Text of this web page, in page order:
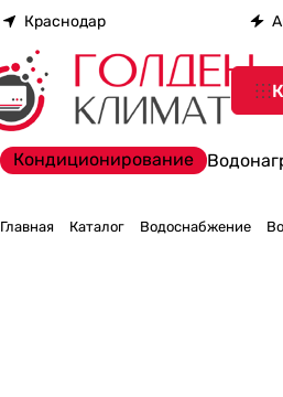
Краснодар
Кондиционирование
Главная Каталог Водоснабжение